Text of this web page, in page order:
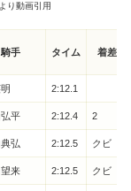
より動画引用
騎手 タイム 着差
2:12.1
平 2:12.4 2
弘 2:12.5 クビ
来 2:12.5 クビ